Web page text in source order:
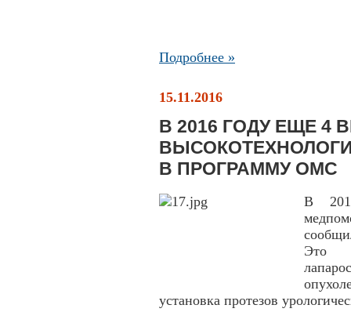
Подробнее »
15.11.2016
В 2016 ГОДУ ЕЩЕ 4
В ПРОГРАММУ ОМС
В
Это
установка протезов